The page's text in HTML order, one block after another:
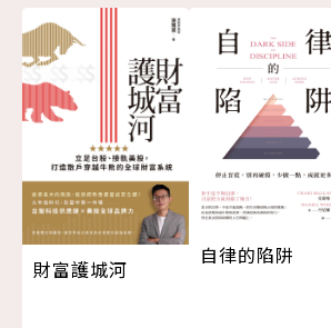
財富護城河
自律的陷阱